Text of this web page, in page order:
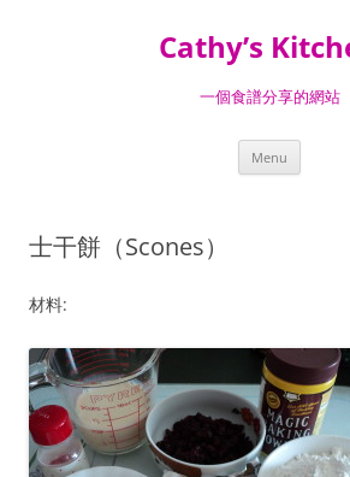
Cathy’s
一個食譜分享的網站
Menu
士干餅（Scones）
材料: